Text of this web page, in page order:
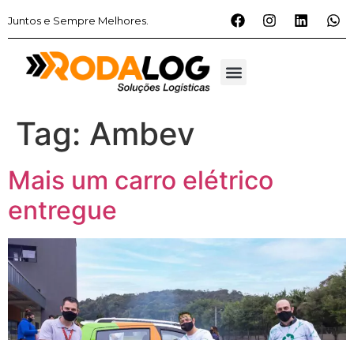
Juntos e Sempre Melhores.
Tag: Ambev
Mais um carro elétrico
entregue